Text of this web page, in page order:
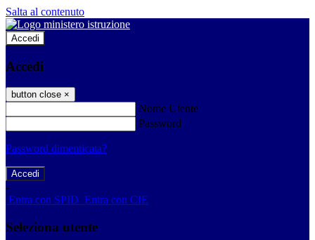
Salta al contenuto
Accedi
Accedi
button close ×
Nome Utente
Password
Password dimenticata?
-
Entra con SPID Entra con CIE
Seleziona utente